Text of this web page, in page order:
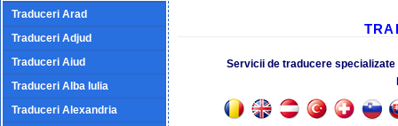
Traduceri Arad
Traduceri Adjud
Traduceri Aiud
Traduceri Alba Iulia
Traduceri Alexandria
Servicii de traducere